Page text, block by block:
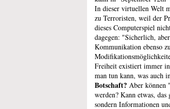
In dieser virtuellen Welt
zu Terroristen, weil der
dieses Computerspiel
dagegen: "Sicherlich,
Kommunikation ebenso
Freiheit existiert immer
man tun kann, was auch
Botschaft? Aber können
werden? Kann etwas,
sondern Informationen